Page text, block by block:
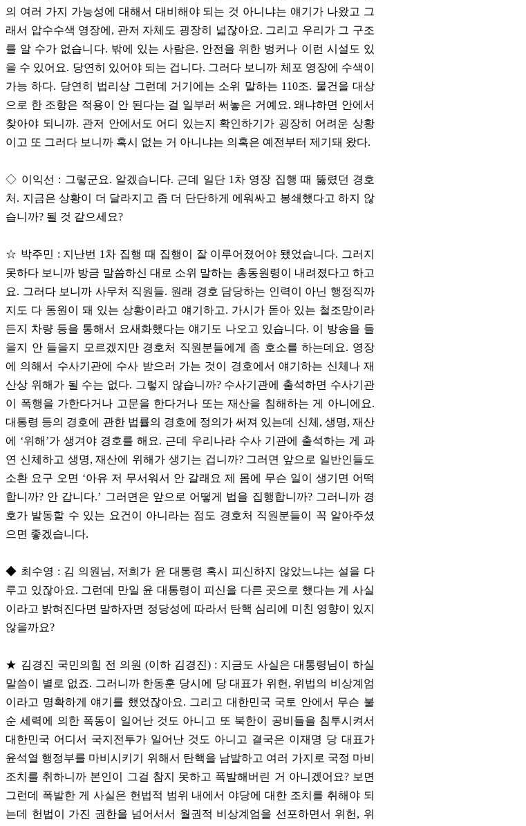
의 여러 가지 가능성에 대해서 대비해야 되는 것 아니냐는 얘기가 나왔고 그
래서 압수수색 영장에, 관저 자체도 굉장히 넓잖아요. 그리고 우리가 그 구조
를 알 수가 없습니다. 밖에 있는 사람은. 안전을 위한 벙커나 이런 시설도 있
을 수 있어요. 당연히 있어야 되는 겁니다. 그러다 보니까 체포 영장에 수색이
가능 하다. 당연히 법리상 그런데 거기에는 소위 말하는 110조. 물건을 대상
으로 한 조항은 적용이 안 된다는 걸 일부러 써놓은 거예요. 왜냐하면 안에서
찾아야 되니까. 관저 안에서도 어디 있는지 확인하기가 굉장히 어려운 상황
이고 또 그러다 보니까 혹시 없는 거 아니냐는 의혹은 예전부터 제기돼 왔다.
◇ 이익선 : 그렇군요. 알겠습니다. 근데 일단 1차 영장 집행 때 뚫렸던 경호
처. 지금은 상황이 더 달라지고 좀 더 단단하게 에워싸고 봉쇄했다고 하지 않
습니까? 될 것 같으세요?
☆ 박주민 : 지난번 1차 집행 때 집행이 잘 이루어졌어야 됐었습니다. 그러지
못하다 보니까 방금 말씀하신 대로 소위 말하는 총동원령이 내려졌다고 하고
요. 그러다 보니까 사무처 직원들. 원래 경호 담당하는 인력이 아닌 행정직까
지도 다 동원이 돼 있는 상황이라고 얘기하고. 가시가 돋아 있는 철조망이라
든지 차량 등을 통해서 요새화했다는 얘기도 나오고 있습니다. 이 방송을 들
을지 안 들을지 모르겠지만 경호처 직원분들에게 좀 호소를 하는데요. 영장
에 의해서 수사기관에 수사 받으러 가는 것이 경호에서 얘기하는 신체나 재
산상 위해가 될 수는 없다. 그렇지 않습니까? 수사기관에 출석하면 수사기관
이 폭행을 가한다거나 고문을 한다거나 또는 재산을 침해하는 게 아니에요.
대통령 등의 경호에 관한 법률의 경호에 정의가 써져 있는데 신체, 생명, 재산
에 ‘위해’가 생겨야 경호를 해요. 근데 우리나라 수사 기관에 출석하는 게 과
연 신체하고 생명, 재산에 위해가 생기는 겁니까? 그러면 앞으로 일반인들도
소환 요구 오면 ‘아유 저 무서워서 안 갈래요 제 몸에 무슨 일이 생기면 어떡
합니까? 안 갑니다.’ 그러면은 앞으로 어떻게 법을 집행합니까? 그러니까 경
호가 발동할 수 있는 요건이 아니라는 점도 경호처 직원분들이 꼭 알아주셨
으면 좋겠습니다.
◆ 최수영 : 김 의원님, 저희가 윤 대통령 혹시 피신하지 않았느냐는 설을 다
루고 있잖아요. 그런데 만일 윤 대통령이 피신을 다른 곳으로 했다는 게 사실
이라고 밝혀진다면 말하자면 정당성에 따라서 탄핵 심리에 미친 영향이 있지
않을까요?
★ 김경진 국민의힘 전 의원 (이하 김경진) : 지금도 사실은 대통령님이 하실
말씀이 별로 없죠. 그러니까 한동훈 당시에 당 대표가 위헌, 위법의 비상계엄
이라고 명확하게 얘기를 했었잖아요. 그리고 대한민국 국토 안에서 무슨 불
순 세력에 의한 폭동이 일어난 것도 아니고 또 북한이 공비들을 침투시켜서
대한민국 어디서 국지전투가 일어난 것도 아니고 결국은 이재명 당 대표가
윤석열 행정부를 마비시키기 위해서 탄핵을 남발하고 여러 가지로 국정 마비
조치를 취하니까 본인이 그걸 참지 못하고 폭발해버린 거 아니겠어요? 보면
그런데 폭발한 게 사실은 헌법적 범위 내에서 야당에 대한 조치를 취해야 되
는데 헌법이 가진 권한을 넘어서서 월권적 비상계엄을 선포하면서 위헌, 위